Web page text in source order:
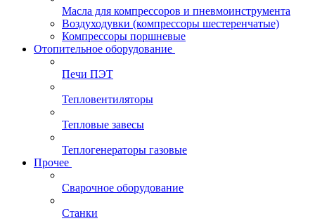
Масла для компрессоров и пневмоинструмента
Воздуходувки (компрессоры шестеренчатые)
Компрессоры поршневые
Отопительное оборудование
Печи ПЭТ
Тепловентиляторы
Тепловые завесы
Теплогенераторы газовые
Прочее
Сварочное оборудование
Станки